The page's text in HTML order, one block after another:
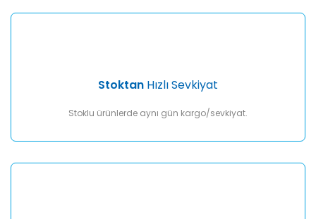
Stoktan Hızlı Sevkiyat
Stoklu ürünlerde aynı gün kargo/sevkiyat.